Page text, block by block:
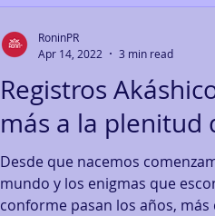
Registros
más a la plenitud
Desde que nacemos
mundo y los enigmas que
conforme pasan los años, más
RoninPR
Apr 14, 2022
3 min read